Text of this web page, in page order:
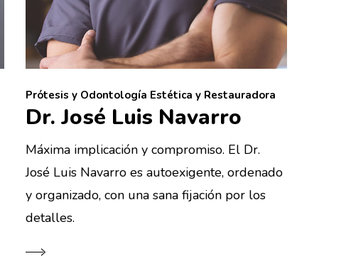
Prótesis y Odontología Estética y Restauradora
Dr. José Luis Navarro
Máxima implicación y compromiso. El Dr.
José Luis Navarro es autoexigente, ordenado
y organizado, con una sana fijación por los
detalles.